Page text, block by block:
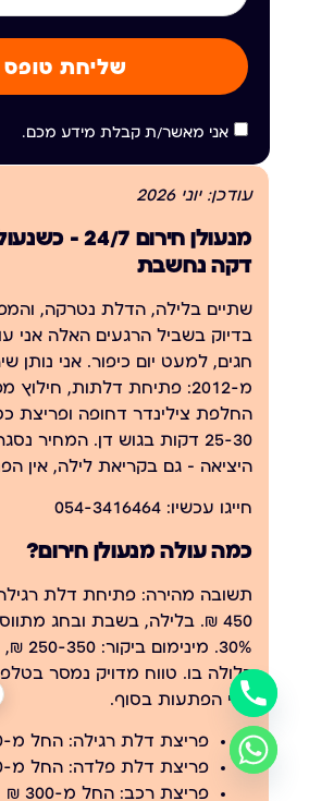
עודכן: יוני 2026
מנעולן חירום
דקה נחשבת
שתיים בלילה, הדלת נטרקה,
חגים, למעט יום כיפור. אני נותן
מ-2012: פתיחת דלתות,
החלפת צילינדר דחופה ופריצת
25-30 דקות בגוש דן. המחיר
היציאה — גם בקריאת לילה, אין
חייגו עכשיו: 054-3416464
כמה עולה מנעולן חירום?
תשובה מהירה:
450 ₪. בלילה, בשבת ובחג
30%.
כלולה בו. טווח מדויק נמסר
בלי הפתעות בסוף.
פריצת דלת רגילה: החל מ-250 ₪
פריצת דלת פלדה: החל מ-350 ₪
פריצת רכב: החל מ-300 ₪
אני מאשר/ת קבלת מידע מכם.
שליחת טופס